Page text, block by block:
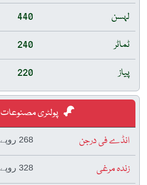
لہسن
440
ٹماٹر
240
پیاز
220
پولٹری مصنوعات
انڈے فی درجن
268 روپے
زندہ مرغی 328 روپے